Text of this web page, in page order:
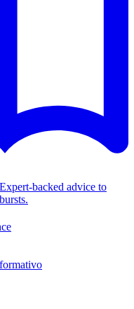
Expert-backed advice to